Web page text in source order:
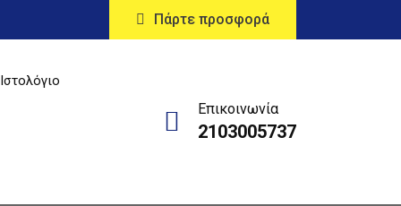
Πάρτε προσφορά
Ιστολόγιο
Επικοινωνία
2103005737